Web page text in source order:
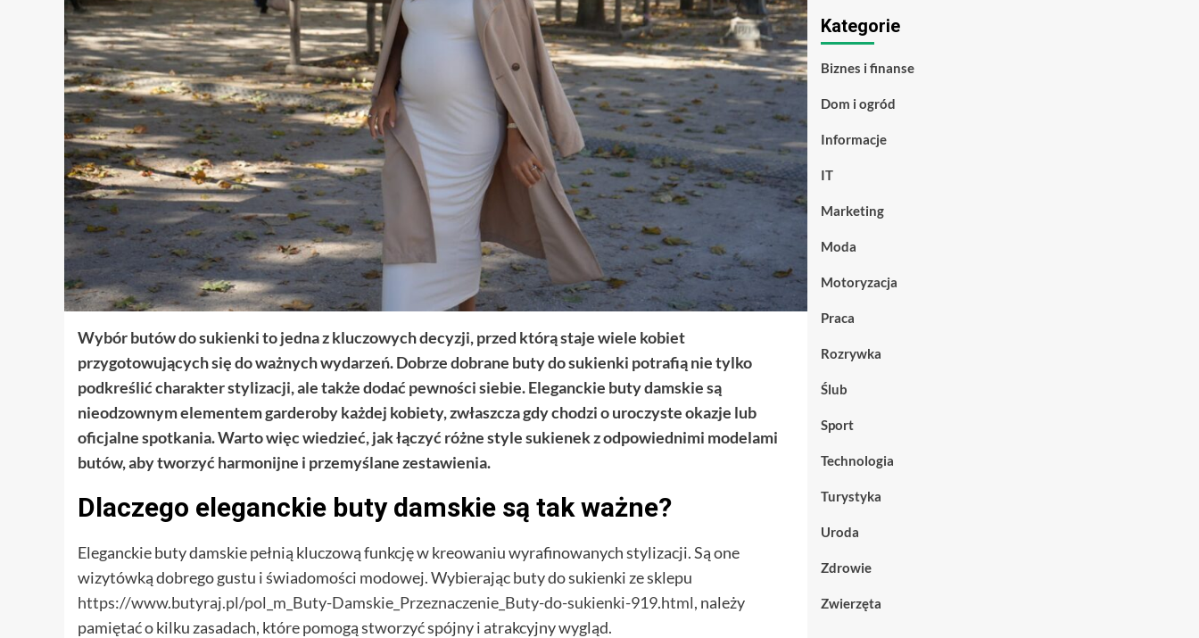
Wybór butów do sukienki to jedna z kluczowych decyzji, przed którą staje wiele kobiet
przygotowujących się do ważnych wydarzeń. Dobrze dobrane buty do sukienki potrafią nie tylko
podkreślić charakter stylizacji, ale także dodać pewności siebie. Eleganckie buty damskie są
nieodzownym elementem garderoby każdej kobiety, zwłaszcza gdy chodzi o uroczyste okazje lub
oficjalne spotkania. Warto więc wiedzieć, jak łączyć różne style sukienek z odpowiednimi modelami
butów, aby tworzyć harmonijne i przemyślane zestawienia.
Dlaczego eleganckie buty damskie są tak ważne?
Eleganckie buty damskie pełnią kluczową funkcję w kreowaniu wyrafinowanych stylizacji. Są one
wizytówką dobrego gustu i świadomości modowej. Wybierając buty do sukienki ze sklepu
https://www.butyraj.pl/pol_m_Buty-Damskie_Przeznaczenie_Buty-do-sukienki-919.html, należy
pamiętać o kilku zasadach, które pomogą stworzyć spójny i atrakcyjny wygląd.
Kategorie
Biznes i finanse
Dom i ogród
Informacje
IT
Marketing
Moda
Motoryzacja
Praca
Rozrywka
Ślub
Sport
Technologia
Turystyka
Uroda
Zdrowie
Zwierzęta